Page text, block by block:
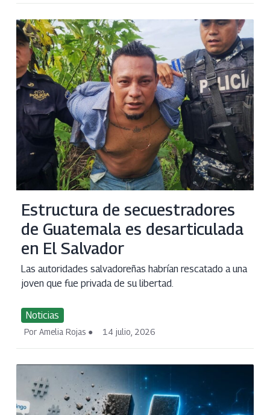
Estructura de secuestradores
de Guatemala es desarticulada
en El Salvador
Las autoridades salvadoreñas habrían rescatado a una
joven que fue privada de su libertad.
Noticias
Por Amelia Rojas 14 julio, 2026